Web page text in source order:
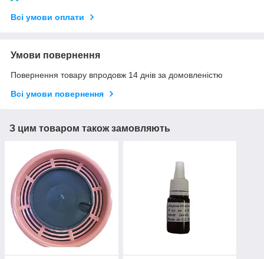
Всі умови оплати
Умови повернення
Повернення товару впродовж 14 днів за домовленістю
Всі умови повернення
З цим товаром також замовляють